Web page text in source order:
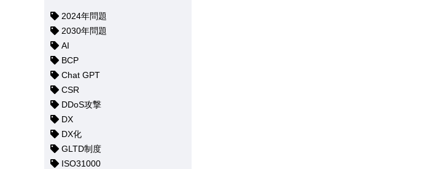
2024年問題
2030年問題
AI
BCP
Chat GPT
CSR
DDoS攻撃
DX
DX化
GLTD制度
ISO31000